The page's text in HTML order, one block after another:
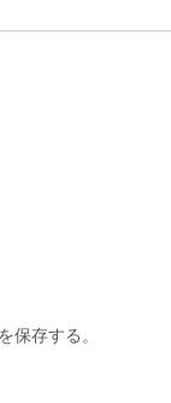
存する。